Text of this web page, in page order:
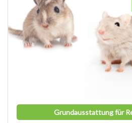
Grundausstattung für